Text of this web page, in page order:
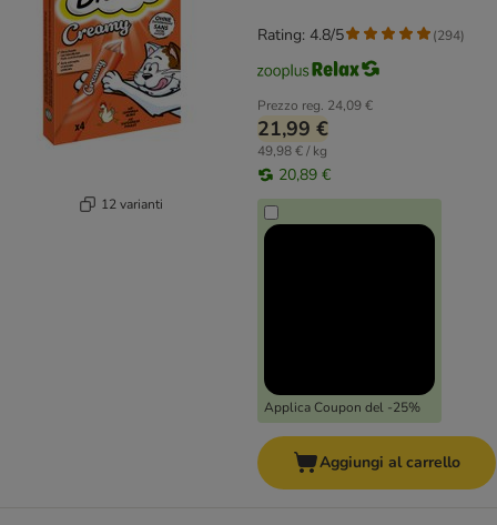
12 varianti
Prezzo reg. 24,09 €
21,99 €
49,98 € / kg
20,89 €
Applica Coupon del -25%
Rating: 4.8/5 (294)
Aggiungi al carrello